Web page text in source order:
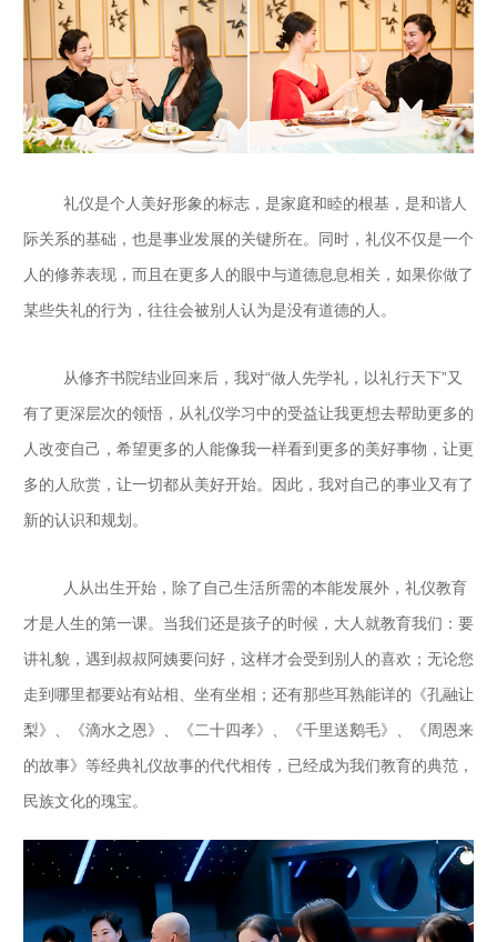
礼仪是个人美好形象的标志，是家庭和睦的根基，是和谐人
际关系的基础，也是事业发展的关键所在。同时，礼仪不仅是一个
人的修养表现，而且在更多人的眼中与道德息息相关，如果你做了
某些失礼的行为，往往会被别人认为是没有道德的人。
从修齐书院结业回来后，我对“做人先学礼，以礼行天下”又
有了更深层次的领悟，从礼仪学习中的受益让我更想去帮助更多的
人改变自己，希望更多的人能像我一样看到更多的美好事物，让更
多的人欣赏，让一切都从美好开始。因此，我对自己的事业又有了
新的认识和规划。
人从出生开始，除了自己生活所需的本能发展外，礼仪教育
才是人生的第一课。当我们还是孩子的时候，大人就教育我们：要
讲礼貌，遇到叔叔阿姨要问好，这样才会受到别人的喜欢；无论您
走到哪里都要站有站相、坐有坐相；还有那些耳熟能详的《孔融让
梨》、《滴水之恩》、《二十四孝》、《千里送鹅毛》、《周恩来
的故事》等经典礼仪故事的代代相传，已经成为我们教育的典范，
民族文化的瑰宝。